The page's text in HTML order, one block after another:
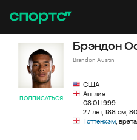
ПОДПИСАТЬСЯ
Брэндон
Brandon Austin
США
Англия
08.01.1999
27 лет, 188 см,
Тоттенхэм,